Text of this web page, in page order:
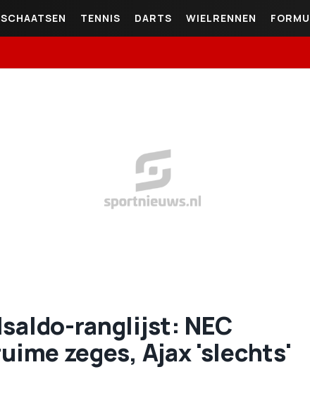
SCHAATSEN TENNIS DARTS WIELRENNEN
ranglijst: NEC
zeges, Ajax 'slechts'